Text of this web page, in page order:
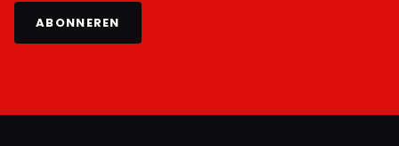
ABONNEREN